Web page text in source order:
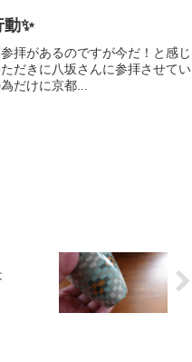
✨
があるのですが今だ！と感じ
だきに八坂さんに参拝させてい
だけに京都...